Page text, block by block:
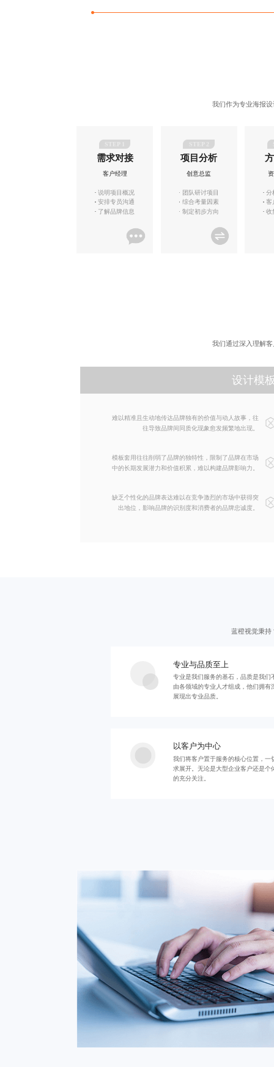
我们作为专业海报
需求对接
客户经理
说明项目概况
安排专员沟通
了解品牌信息
项目分析
创意总监
团队研讨项目
综合考量因素
制定初步方向
分
客
收
我们通过深入理解
设计模
难以精准且生动地传达品牌独有的价值与动人故事，往
往导致品牌间同质化现象愈发频繁地出现。
模板套用往往削弱了品牌的独特性，限制了品牌在市场
中的长期发展潜力和价值积累，难以构建品牌影响力。
缺乏个性化的品牌表达难以在竞争激烈的市场中获得突
出地位，影响品牌的识别度和消费者的品牌忠诚度。
蓝橙视觉秉持
专业与品质至上
专业是我们服务的基石，品质是我们
由各领域的专业人才组成，他们拥有
展现出专业品质。
以客户为中心
我们将客户置于服务的核心位置，一
求展开。无论是大型企业客户还是个
的充分关注。